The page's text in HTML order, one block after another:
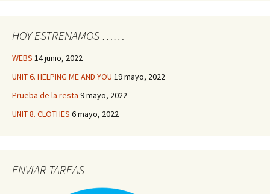
HOY ESTRENAMOS ……
WEBS 14 junio, 2022
UNIT 6. HELPING ME AND YOU 19 mayo, 2022
Prueba de la resta 9 mayo, 2022
UNIT 8. CLOTHES 6 mayo, 2022
ENVIAR TAREAS